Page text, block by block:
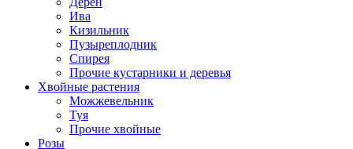
Ива
Кизильник
Пузыреплодник
Спирея
Прочие кустарники и деревья
Хвойные растения
Можжевельник
Туя
Прочие хвойные
Розы